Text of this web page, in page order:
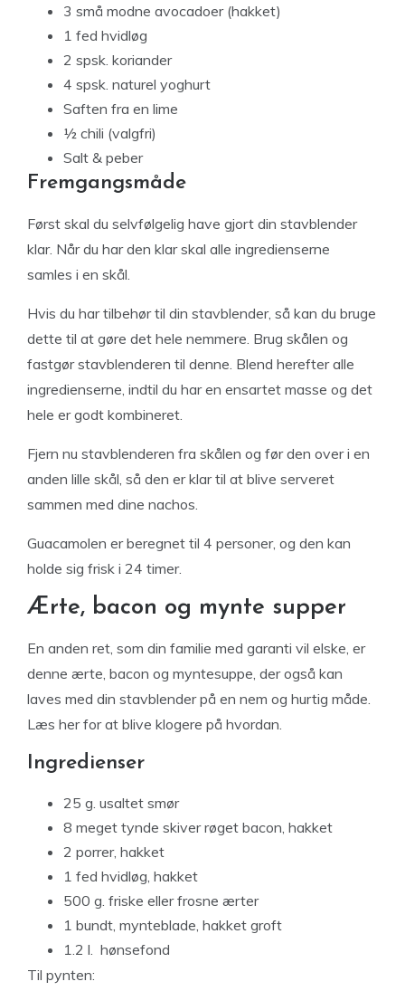
3 små modne avocadoer (hakket)
1 fed hvidløg
2 spsk. koriander
4 spsk. naturel yoghurt
Saften fra en lime
½ chili (valgfri)
Salt & peber
Fremgangsmåde
Først skal du selvfølgelig have gjort din stavblender
klar. Når du har den klar skal alle ingredienserne
samles i en skål.
Hvis du har tilbehør til din stavblender, så kan du bruge
dette til at gøre det hele nemmere. Brug skålen og
fastgør stavblenderen til denne. Blend herefter alle
ingredienserne, indtil du har en ensartet masse og det
hele er godt kombineret.
Fjern nu stavblenderen fra skålen og før den over i en
anden lille skål, så den er klar til at blive serveret
sammen med dine nachos.
Guacamolen er beregnet til 4 personer, og den kan
holde sig frisk i 24 timer.
Ærte, bacon og mynte supper
En anden ret, som din familie med garanti vil elske, er
denne ærte, bacon og myntesuppe, der også kan
laves med din stavblender på en nem og hurtig måde.
Læs her for at blive klogere på hvordan.
Ingredienser
25 g. usaltet smør
8 meget tynde skiver røget bacon, hakket
2 porrer, hakket
1 fed hvidløg, hakket
500 g. friske eller frosne ærter
1 bundt, mynteblade, hakket groft
1.2 l. hønsefond
Til pynten: